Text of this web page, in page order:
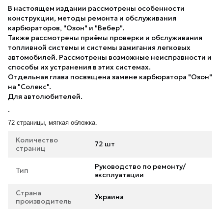
В настоящем издании рассмотрены особенности
конструкции, методы ремонта и обслуживания
карбюраторов, "Озон" и "Вебер".
Также рассмотрены приёмы проверки и обслуживания
топливной системы и системы зажигания легковых
автомобилей. Рассмотрены возможные неисправности и
способы их устранения в этих системах.
Отдельная глава посвящена замене карбюратора "Озон"
на "Солекс".
Для автолюбителей.
.
72 страницы, мягкая обложка.
Количество
страниц
72 шт
Тип
Руководство по ремонту/
эксплуатации
Страна
производитель
Украина